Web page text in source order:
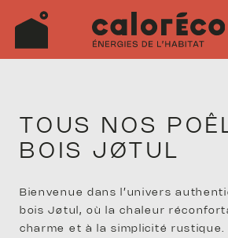
TOUS NOS
BOIS JØTUL
Bienvenue dans l’univers
bois Jøtul, où la chaleur
charme et à la simplicité rustique.